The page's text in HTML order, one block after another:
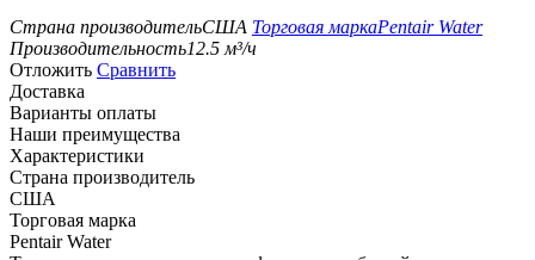
Страна производительСША Торговая маркаPentair Water
Производительность12.5 м³/ч
Отложить Сравнить
Доставка
Варианты оплаты
Наши преимущества
Характеристики
Страна производитель
США
Торговая марка
Pentair Water